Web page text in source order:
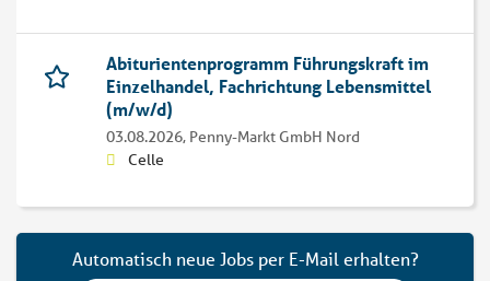
Abiturientenprogramm Führungskraft im
Einzelhandel, Fachrichtung Lebensmittel
(m/w/d)
03.08.2026, Penny-Markt GmbH Nord
Celle
Automatisch neue Jobs per E-Mail erhalten?